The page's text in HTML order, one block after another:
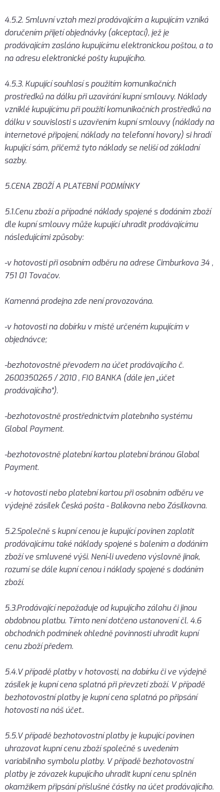
4.5.2. Smluvní vztah mezi prodávajícím a kupujícím vzniká
doručením přijetí objednávky (akceptací), jež je
prodávajícím zasláno kupujícímu elektronickou poštou, a to
na adresu elektronické pošty kupujícího.
4.5.3. Kupující souhlasí s použitím komunikačních
prostředků na dálku při uzavírání kupní smlouvy. Náklady
vzniklé kupujícímu při použití komunikačních prostředků na
dálku v souvislosti s uzavřením kupní smlouvy (náklady na
internetové připojení, náklady na telefonní hovory) si hradí
kupující sám, přičemž tyto náklady se neliší od základní
sazby.
5.CENA ZBOŽÍ A PLATEBNÍ PODMÍNKY
5.1.Cenu zboží a případné náklady spojené s dodáním zboží
dle kupní smlouvy může kupující uhradit prodávajícímu
následujícími způsoby:
-v hotovosti při osobním odběru na adrese Cimburkova 34 ,
751 01 Tovačov.
Kamenná prodejna zde není provozována.
-v hotovosti na dobírku v místě určeném kupujícím v
objednávce;
-bezhotovostně převodem na účet prodávajícího č.
2600350265 / 2010 , FIO BANKA (dále jen „účet
prodávajícího“).
-bezhotovostně prostřednictvím platebního systému
Global Payment.
-bezhotovostně platební kartou platební bránou Global
Payment.
-v hotovosti nebo platební kartou při osobním odběru ve
výdejně zásilek Česká pošta - Balíkovna nebo Zásilkovna.
5.2.Společně s kupní cenou je kupující povinen zaplatit
prodávajícímu také náklady spojené s balením a dodáním
zboží ve smluvené výši. Není-li uvedeno výslovně jinak,
rozumí se dále kupní cenou i náklady spojené s dodáním
zboží.
5.3.Prodávající nepožaduje od kupujícího zálohu či jinou
obdobnou platbu. Tímto není dotčeno ustanovení čl. 4.6
obchodních podmínek ohledně povinnosti uhradit kupní
cenu zboží předem.
5.4.V případě platby v hotovosti, na dobírku či ve výdejně
zásilek je kupní cena splatná při převzetí zboží. V případě
bezhotovostní platby je kupní cena splatná po připsání
hotovosti na náš účet..
5.5.V případě bezhotovostní platby je kupující povinen
uhrazovat kupní cenu zboží společně s uvedením
variabilního symbolu platby. V případě bezhotovostní
platby je závazek kupujícího uhradit kupní cenu splněn
okamžikem připsání příslušné částky na účet prodávajícího.